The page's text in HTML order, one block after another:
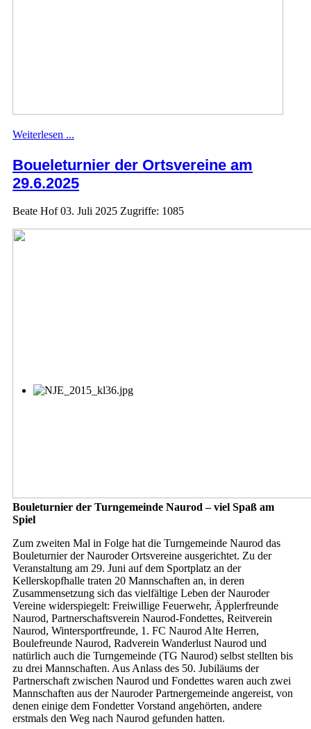
Weiterlesen ...
Boueleturnier der Ortsvereine am
29.6.2025
Beate Hof 03. Juli 2025 Zugriffe: 1085
Bouleturnier der Turngemeinde Naurod – viel Spaß am
Spiel
Zum zweiten Mal in Folge hat die Turngemeinde Naurod das
Bouleturnier der Nauroder Ortsvereine ausgerichtet. Zu der
Veranstaltung am 29. Juni auf dem Sportplatz an der
Kellerskopfhalle traten 20 Mannschaften an, in deren
Zusammensetzung sich das vielfältige Leben der Nauroder
Vereine widerspiegelt: Freiwillige Feuerwehr, Äpplerfreunde
Naurod, Partnerschaftsverein Naurod-Fondettes, Reitverein
Naurod, Wintersportfreunde, 1. FC Naurod Alte Herren,
Boulefreunde Naurod, Radverein Wanderlust Naurod und
natürlich auch die Turngemeinde (TG Naurod) selbst stellten bis
zu drei Mannschaften. Aus Anlass des 50. Jubiläums der
Partnerschaft zwischen Naurod und Fondettes waren auch zwei
Mannschaften aus der Nauroder Partnergemeinde angereist, von
denen einige dem Fondetter Vorstand angehörten, andere
erstmals den Weg nach Naurod gefunden hatten.